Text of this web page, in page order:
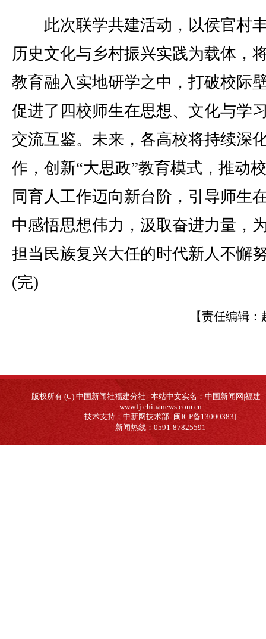
此次联学共建活动，以侯官村
历史文化与乡村振兴实践为载体，
教育融入实地研学之中，打破校际
促进了四校师生在思想、文化与学
交流互鉴。未来，各高校将持续深
作，创新“大思政”教育模式，推动
同育人工作迈向新台阶，引导师生
中感悟思想伟力，汲取奋进力量，
担当民族复兴大任的时代新人不懈
(完)
【责任编辑：
版权所有 (C) 中国新闻社福建分社 | 本站中文实名：中国新闻网|福建
www.fj.chinanews.com.cn
技术支持：中新网技术部 [闽ICP备13000383]
新闻热线：0591-87825591